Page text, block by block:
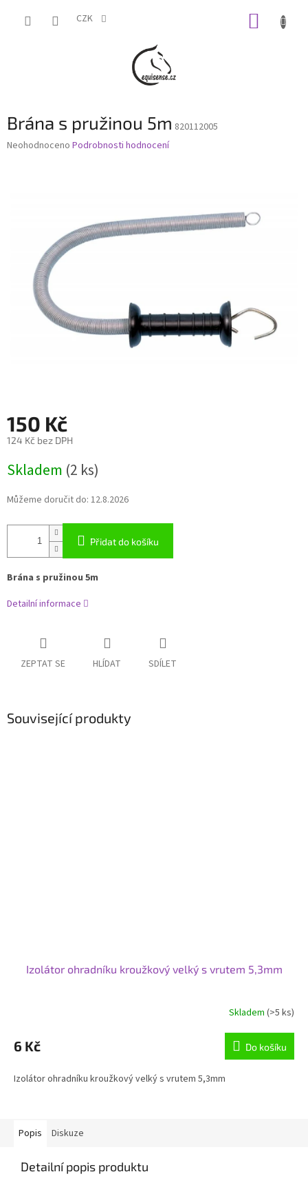
CZK
Brána s pružinou 5m 820112005
Průměrné
Neohodnoceno Podrobnosti hodnocení
150 Kč
124 Kč bez DPH
cena:
Skladem (2 ks)
Můžeme doručit do: 12.8.2026
Přidat do košíku
Brána s pružinou 5m
Detailní informace
ZEPTAT SE HLÍDAT SDÍLET
Související produkty
Izolátor ohradníku kroužkový velký s vrutem 5,3mm
Skladem (>5 ks)
6 Kč Do košíku
Izolátor ohradníku kroužkový velký s vrutem 5,3mm
Popis Diskuze
Detailní popis produktu